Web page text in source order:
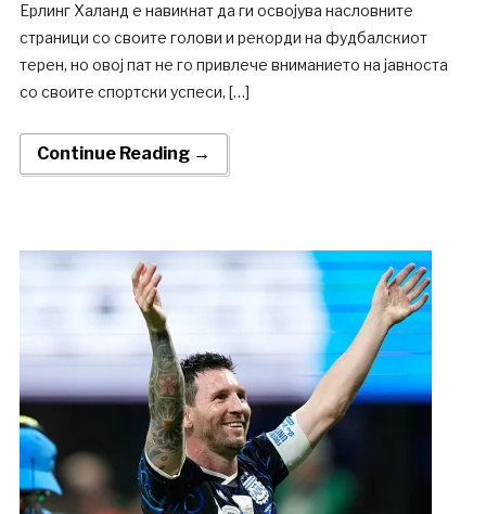
Ерлинг Халанд е навикнат да ги освојува насловните
страници со своите голови и рекорди на фудбалскиот
терен, но овој пат не го привлече вниманието на јавноста
со своите спортски успеси, […]
Continue Reading →